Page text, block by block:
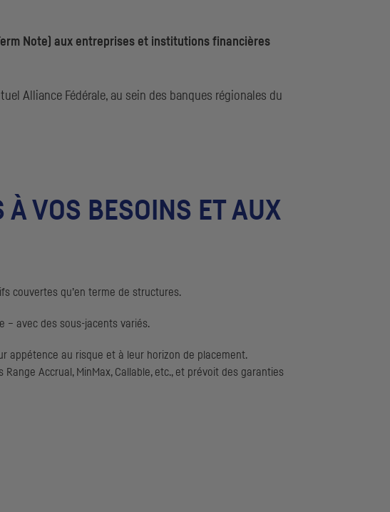
Note ) aux entreprises et institutions financières
Alliance Fédérale, au sein des banques régionales du
À VOS BESOINS ET AUX
couvertes qu’en terme de structures.
– avec des sous-jacents variés.
appétence au risque et à leur horizon de placement.
Accrual, MinMax, Callable, etc., et prévoit des garanties